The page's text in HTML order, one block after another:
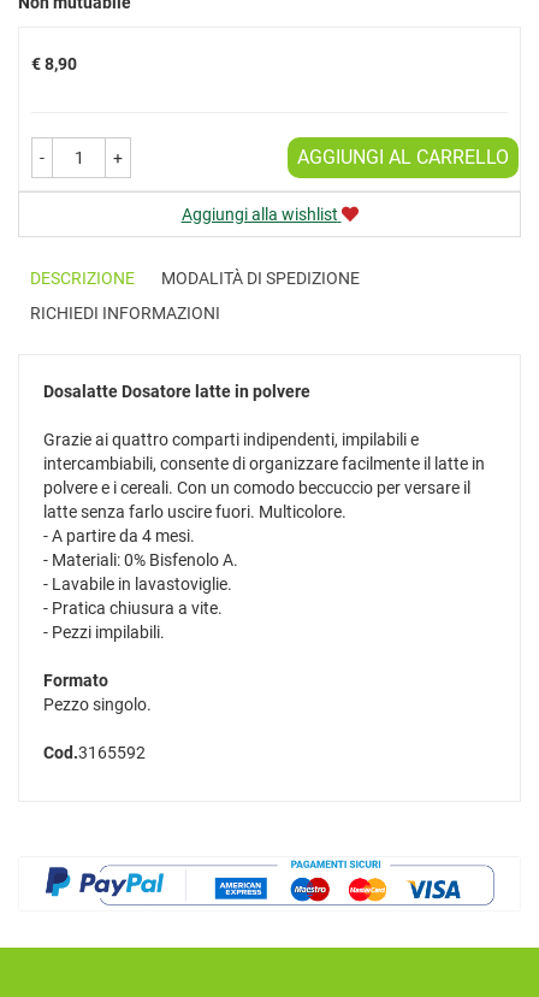
€ 8,90
- + AGGIUNGI AL CARRELLO
Aggiungi alla wishlist
DESCRIZIONE
MODALITÀ DI SPEDIZIONE
RICHIEDI INFORMAZIONI
Dosalatte Dosatore latte in polvere
Grazie ai quattro comparti indipendenti, impilabili e
intercambiabili, consente di organizzare facilmente il latte in
polvere e i cereali. Con un comodo beccuccio per versare il
latte senza farlo uscire fuori. Multicolore.
- A partire da 4 mesi.
- Materiali: 0% Bisfenolo A.
- Lavabile in lavastoviglie.
- Pratica chiusura a vite.
- Pezzi impilabili.
Formato
Pezzo singolo.
Cod.3165592